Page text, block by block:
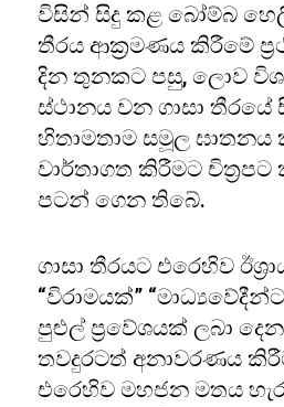
විසින් සිදු කළ බෝම්බ
තීරය ආක්‍රමණය කිරීමේ
දින තුනකට පසු, ලොව
ස්ථානය වන ගාසා තීරයේ
හිතාමතාම සමූල ඝාතනය
වාර්තාගත කිරීමට
පටන් ගෙන තිබේ.
ගාසා තීරයට එරෙහිව
“විරාමයක්”
පුළුල් ප්‍රවේශයක් ලබා
තවදුරටත් අනාවරණය
එරෙහිව මහජන මතය